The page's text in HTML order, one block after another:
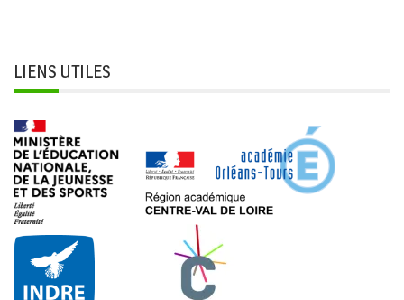
LIENS UTILES